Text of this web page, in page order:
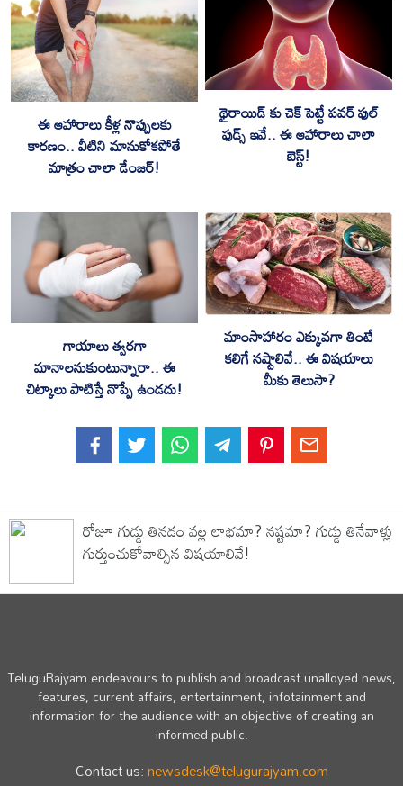
ఈ ఆహారాలు కీళ్ల నొప్పులకు
కారణం.. వీటిని మానుకోకపోతే
మాత్రం చాలా డేంజర్!
థైరాయిడ్ కు చెక్ పెట్టే పవర్ ఫుల్
ఫుడ్స్ ఇవే.. ఈ ఆహారాలు చాలా
బెస్ట్!
గాయాలు త్వరగా
మానాలనుకుంటున్నారా.. ఈ
చిట్కాలు పాటిస్తే నొప్పే ఉండదు!
మాంసాహారం ఎక్కువగా తింటే
కలిగే నష్టాలివే.. ఈ విషయాలు
మీకు తెలుసా?
రోజూ గుడ్డు తినడం వల్ల లాభమా? నష్టమా? గుడ్డు తినేవాళ్లు
గుర్తుంచుకోవాల్సిన విషయాలివే!
TeluguRajyam endeavours to publish and broadcast unalloyed news,
features, current affairs, entertainment, infotainment and
information for the audience with an objective of creating an
informed public.
Contact us:newsdesk@telugurajyam.com